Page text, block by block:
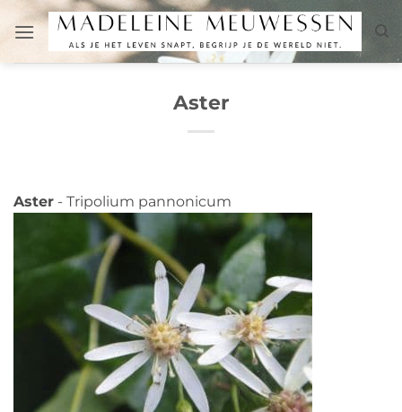
Fortsæt
indhold
Aster
Aster - Tripolium pannonicum